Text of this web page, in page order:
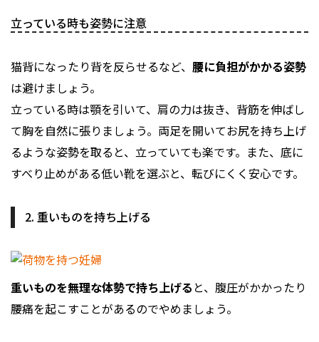
立っている時も姿勢に注意
猫背になったり背を反らせるなど、 腰に負担がかかる姿勢
は避けましょう。
立っている時は顎を引いて、肩の力は抜き、背筋を伸ばし
て胸を自然に張りましょう。両足を開いてお尻を持ち上げ
るような姿勢を取ると、立っていても楽です。また、底に
すべり止めがある低い靴を選ぶと、転びにくく安心です。
2. 重いものを持ち上げる
重いものを無理な体勢で持ち上げる と、腹圧がかかったり
腰痛を起こすことがあるのでやめましょう。